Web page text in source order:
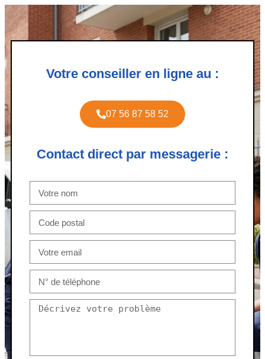
Votre conseiller en ligne au :
07 56 87 58 52
Contact direct par messagerie :